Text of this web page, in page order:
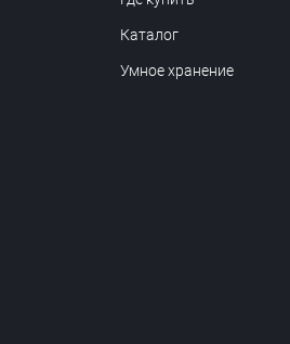
Каталог
Умное хранение